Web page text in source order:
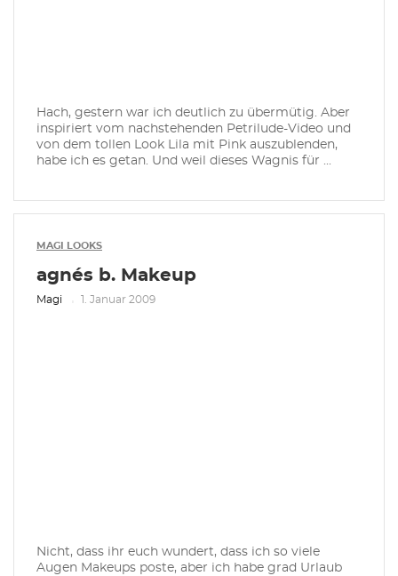
Hach, gestern war ich deutlich zu übermütig. Aber
inspiriert vom nachstehenden Petrilude-Video und
von dem tollen Look Lila mit Pink auszublenden,
habe ich es getan. Und weil dieses Wagnis für ...
MAGI LOOKS
agnés b. Makeup
Magi 1. Januar 2009
Nicht, dass ihr euch wundert, dass ich so viele
Augen Makeups poste, aber ich habe grad Urlaub